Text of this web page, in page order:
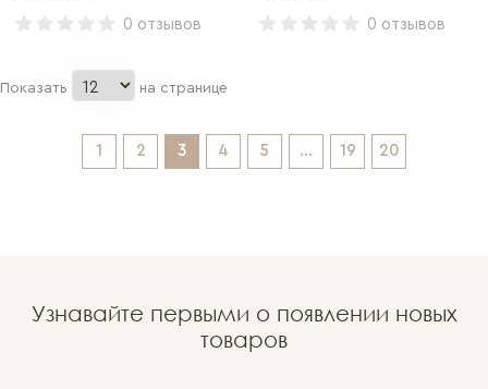
0 отзывов 0 отзывов
Показать на странице
1 2 3 4 5 ... 19 20
Узнавайте первыми о появлении новых
товаров